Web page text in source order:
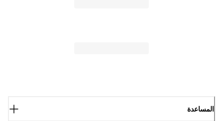
المساعدة